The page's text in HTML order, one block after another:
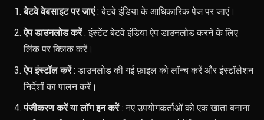
बेटवे वेबसाइट पर जाएं: बेटवे इंडिया के आधिकारिक पेज पर जाएं।
ऐप डाउनलोड करें: इंस्टेंट बेटवे इंडिया ऐप डाउनलोड करने के लिए
लिंक पर क्लिक करें।
ऐप इंस्टॉल करें: डाउनलोड की गई फ़ाइल को लॉन्च करें और इंस्टॉलेशन
निर्देशों का पालन करें।
पंजीकरण करें या लॉग इन करें: नए उपयोगकर्ताओं को एक खाता बनाना